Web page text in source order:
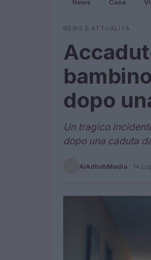
News Casa
NEWS E ATTUALITÀ
dopo
Un tragico
dopo una caduta
AiAdhubMedia · 14